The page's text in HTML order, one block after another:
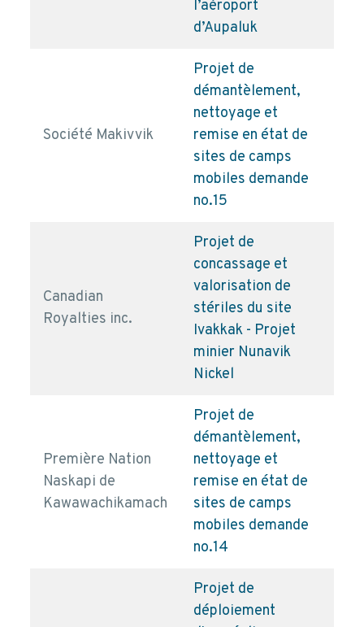
l’aéroport
d’Aupaluk
Société Makivvik
Projet de
démantèlement,
nettoyage et
remise en état de
sites de camps
mobiles demande
no.15
Canadian
Royalties inc.
Projet de
concassage et
valorisation de
stériles du site
Ivakkak - Projet
minier Nunavik
Nickel
Première Nation
Naskapi de
Kawawachikamach
Projet de
démantèlement,
nettoyage et
remise en état de
sites de camps
mobiles demande
no.14
Projet de
déploiement